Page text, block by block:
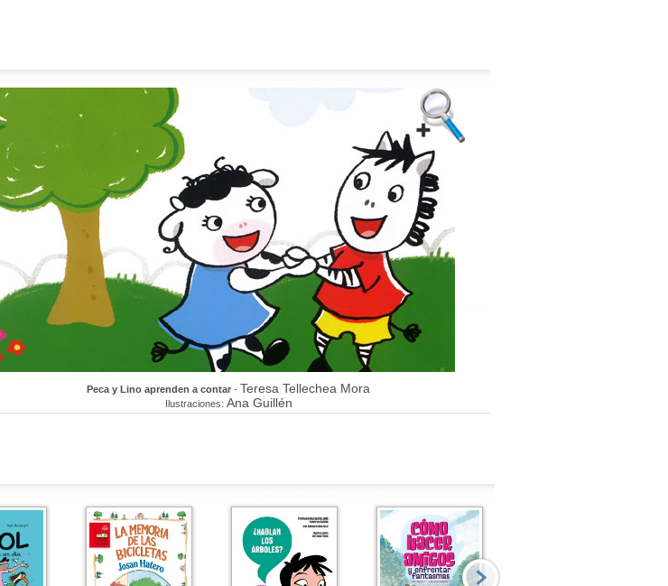
Peca y Lino aprenden a contar - Teresa Tellechea Mora
Ilustraciones: Ana Guillén